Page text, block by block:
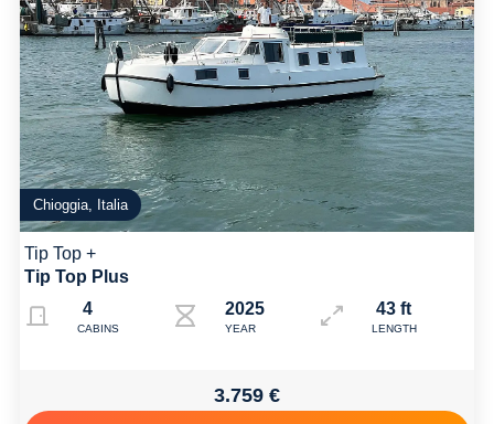
Chioggia, Italia
Tip Top +
Tip Top Plus
4
CABINS
2025
YEAR
43 ft
LENGTH
3.759 €